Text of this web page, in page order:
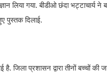
लिया गया. बीडीओ छंदा भट्टाचार्य
पुस्तक दिलाई.
है. जिला प्रशासन द्वारा तीनों बच्चों